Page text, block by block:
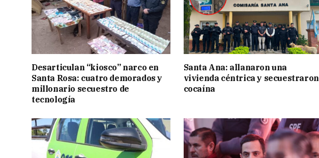
Desarticulan “kiosco” narco en
Santa Rosa: cuatro demorados y
millonario secuestro de
tecnología
Santa Ana: allanaron una
vivienda céntrica y secuestraron
cocaína